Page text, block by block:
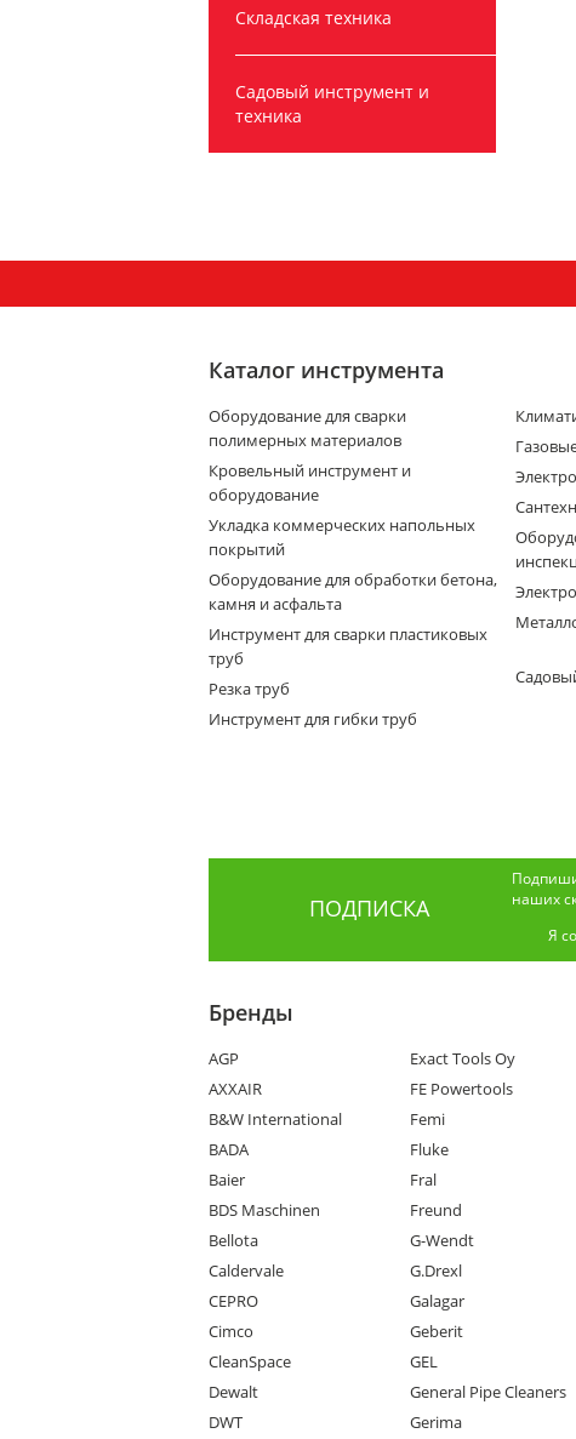
Складская техника
Садовый инструмент и
техника
Каталог инструмента
Оборудование для сварки
полимерных материалов
Кровельный инструмент и
оборудование
Укладка коммерческих напольных
покрытий
Оборудование для обработки бетона,
камня и асфальта
Инструмент для сварки пластиковых
труб
Резка труб
Инструмент для гибки труб
ПОДПИСКА
наших
Я
Бренды
AGP
AXXAIR
B&W International
BADA
Baier
BDS Maschinen
Bellota
Caldervale
CEPRO
Cimco
CleanSpace
Dewalt
DWT
Exact Tools Oy
FE Powertools
Femi
Fluke
Fral
Freund
G-Wendt
G.Drexl
Galagar
Geberit
GEL
General Pipe Cleaners
Gerima